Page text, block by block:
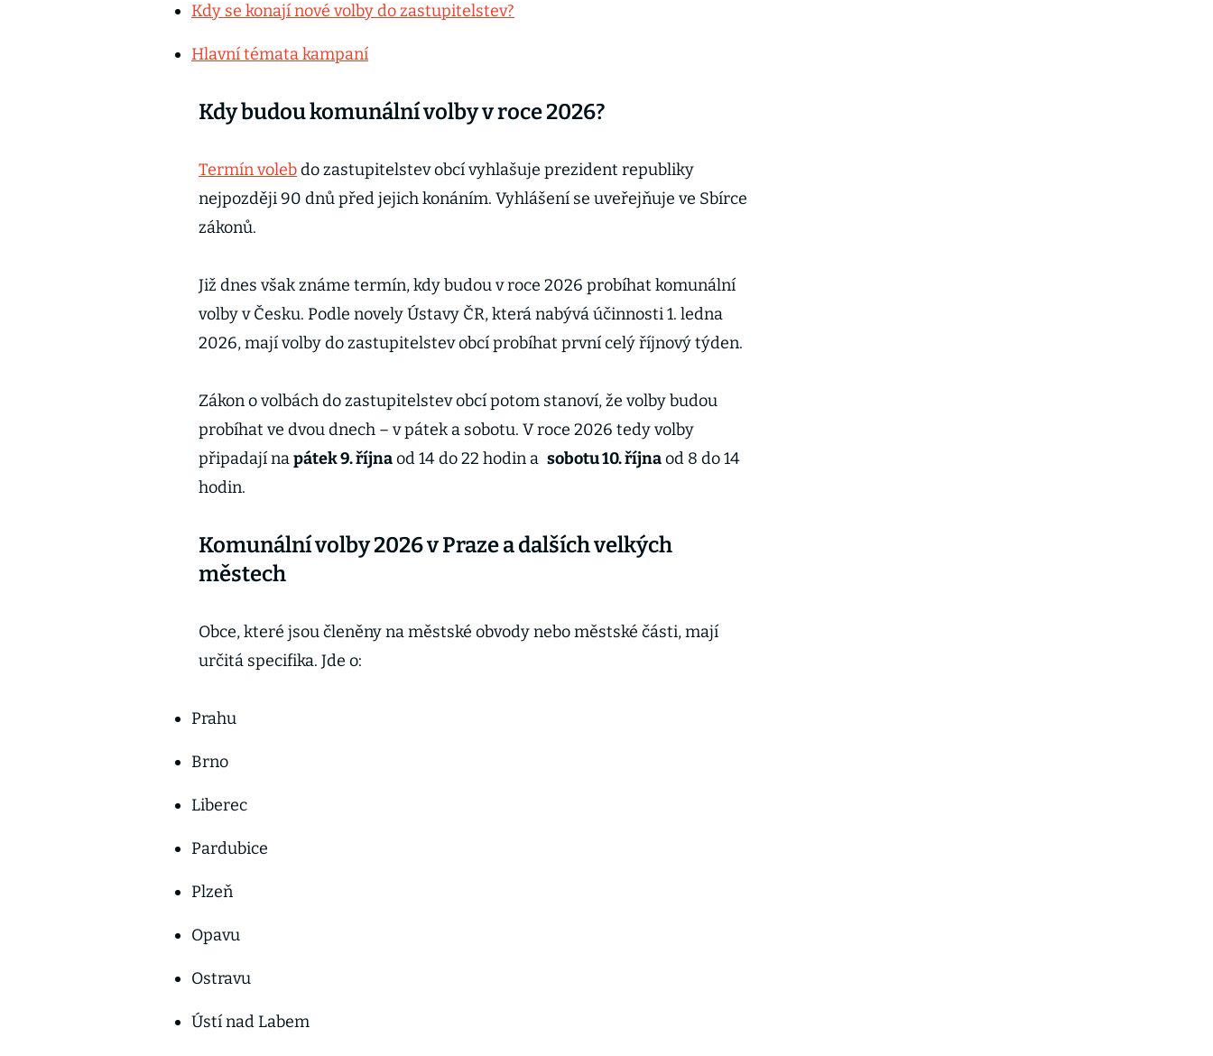
Kdy se konají nové volby do zastupitelstev?
Hlavní témata kampaní
Kdy budou komunální volby v roce 2026?
Termín volebdo zastupitelstev obcí vyhlašuje prezident republiky
nejpozději 90 dnů před jejich konáním. Vyhlášení se uveřejňuje ve Sbírce
zákonů.
Již dnes však známe termín, kdy budou v roce 2026 probíhat komunální
volby v Česku. Podle novely Ústavy ČR, která nabývá účinnosti 1. ledna
2026, mají volby do zastupitelstev obcí probíhat první celý říjnový týden.
Zákon o volbách do zastupitelstev obcí potom stanoví, že volby budou
probíhat ve dvou dnech – v pátek a sobotu. V roce 2026 tedy volby
připadají napátek 9. říjnaod 14 do 22 hodin a sobotu 10. říjnaod 8 do 14
hodin.
Komunální volby 2026 v Praze a dalších velkých
městech
Obce, které jsou členěny na městské obvody nebo městské části, mají
určitá specifika. Jde o:
Prahu
Brno
Liberec
Pardubice
Plzeň
Opavu
Ostravu
Ústí nad Labem